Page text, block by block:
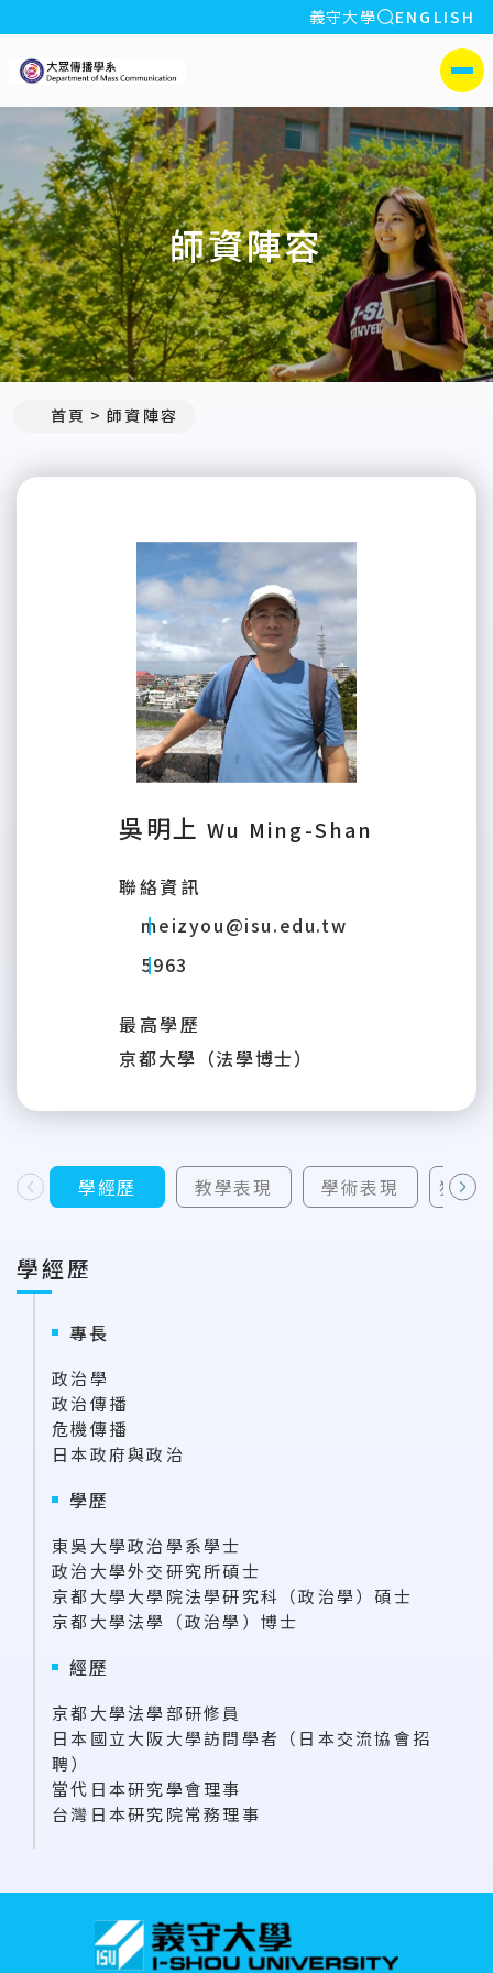
:::
義守大學 全站搜索
ENGLISH
側選單
師資陣容
首頁 師資陣容
吳明上Wu Ming-Shan
聯絡資訊
meizyou@isu.edu.tw
5963
最高學歷
京都大學（法學博士）
上一則學經歷 教學表現 學術表現 獲補
下一則
學經歷
專長
政治學
政治傳播
危機傳播
日本政府與政治
學歷
東吳大學政治學系學士
政治大學外交研究所碩士
京都大學大學院法學研究科（政治學）碩士
京都大學法學（政治學）博士
經歷
京都大學法學部研修員
日本國立大阪大學訪問學者（日本交流協會招
聘）
當代日本研究學會理事
台灣日本研究院常務理事